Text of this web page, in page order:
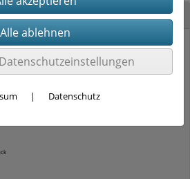
Neu im Shop
(Ø 125 x 22,23mm, P40) 'Polifan Curve'
| Datenschutz